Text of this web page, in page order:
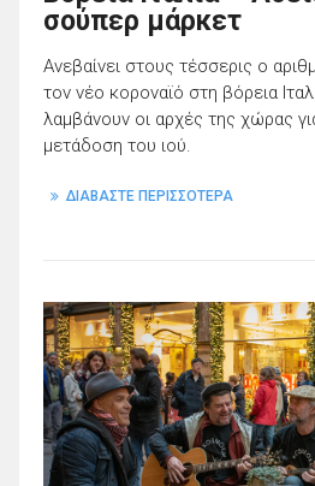
σούπερ μάρκετ
Ανεβαίνει στους τέσσερις ο
τον νέο κοροναϊό στη βόρεια
λαμβάνουν οι αρχές της χώρας
μετάδοση του ιού.
ΔΙΑΒΑΣΤΕ ΠΕΡΙΣΣΟΤΕΡΑ